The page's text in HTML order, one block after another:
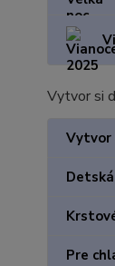
Vytvor si
Vytvor
Pre